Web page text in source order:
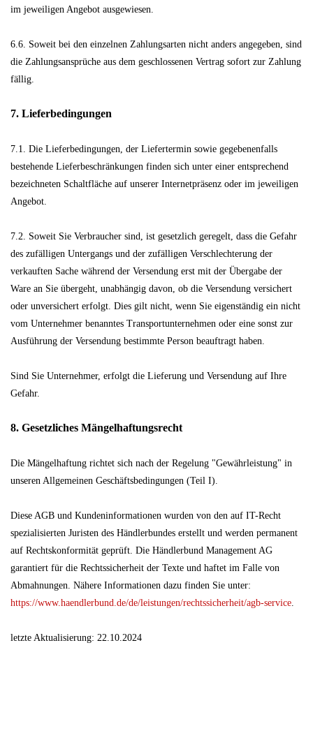
im jeweiligen Angebot ausgewiesen.
6.6. Soweit bei den einzelnen Zahlungsarten nicht anders angegeben, sind
die Zahlungsansprüche aus dem geschlossenen Vertrag sofort zur Zahlung
fällig.
7. Lieferbedingungen
7.1. Die Lieferbedingungen, der Liefertermin sowie gegebenenfalls
bestehende Lieferbeschränkungen finden sich unter einer entsprechend
bezeichneten Schaltfläche auf unserer Internetpräsenz oder im jeweiligen
Angebot.
7.2. Soweit Sie Verbraucher sind, ist gesetzlich geregelt, dass die Gefahr
des zufälligen Untergangs und der zufälligen Verschlechterung der
verkauften Sache während der Versendung erst mit der Übergabe der
Ware an Sie übergeht, unabhängig davon, ob die Versendung versichert
oder unversichert erfolgt. Dies gilt nicht, wenn Sie eigenständig ein nicht
vom Unternehmer benanntes Transportunternehmen oder eine sonst zur
Ausführung der Versendung bestimmte Person beauftragt haben.
Sind Sie Unternehmer, erfolgt die Lieferung und Versendung auf Ihre
Gefahr.
8. Gesetzliches Mängelhaftungsrecht
Die Mängelhaftung richtet sich nach der Regelung "Gewährleistung" in
unseren Allgemeinen Geschäftsbedingungen (Teil I).
Diese AGB und Kundeninformationen wurden von den auf IT-Recht
spezialisierten Juristen des Händlerbundes erstellt und werden permanent
auf Rechtskonformität geprüft. Die Händlerbund Management AG
garantiert für die Rechtssicherheit der Texte und haftet im Falle von
Abmahnungen. Nähere Informationen dazu finden Sie unter:
https://www.haendlerbund.de/de/leistungen/rechtssicherheit/agb-service.
letzte Aktualisierung: 22.10.2024